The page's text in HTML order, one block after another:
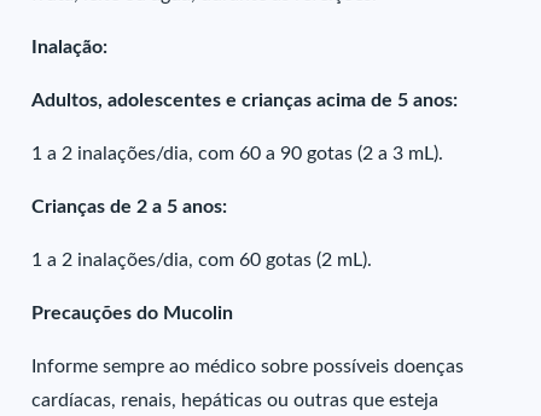
Inalação:
Adultos, adolescentes e crianças acima de 5 anos:
1 a 2 inalações/dia, com 60 a 90 gotas (2 a 3 mL).
Crianças de 2 a 5 anos:
1 a 2 inalações/dia, com 60 gotas (2 mL).
Precauções do Mucolin
Informe sempre ao médico sobre possíveis doenças
cardíacas, renais, hepáticas ou outras que esteja